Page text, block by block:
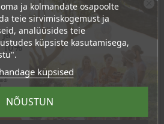
Lisa Ostukorvi
ja kolmandate osapoolte
teie sirvimiskogemust ja
analüüsides teie
küpsiste kasutamisega,
küpsised
NÕUSTUN